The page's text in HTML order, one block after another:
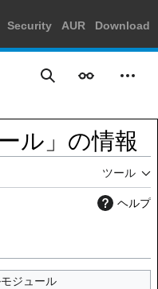
Security AUR Download
検索 表示 個人
ル」の情報
ツール
ヘルプ
ジュール